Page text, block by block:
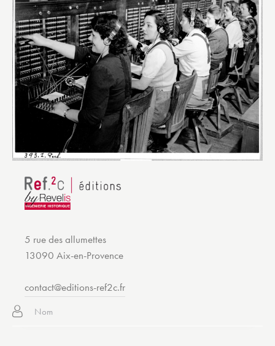
5 rue des allumettes
13090 Aix-en-Provence
contact@editions-ref2c.fr